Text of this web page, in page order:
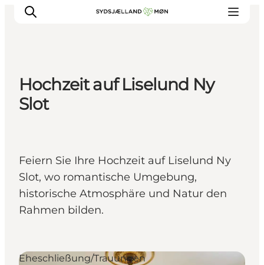
Erleben
Unterkunft
Reise planen
Hochzeit auf Liselund Ny
Slot
Feiern Sie Ihre Hochzeit auf Liselund Ny
Slot, wo romantische Umgebung,
historische Atmosphäre und Natur den
Rahmen bilden.
Eheschließung/Trauungen